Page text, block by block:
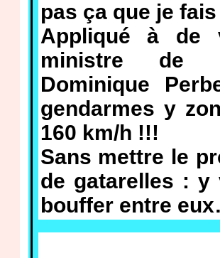
pas ça que je
Appliqué à de
ministre de
Dominique
gendarmes y
160 km/h !!!
Sans mettre le
de gatarelles : y
bouffer entre